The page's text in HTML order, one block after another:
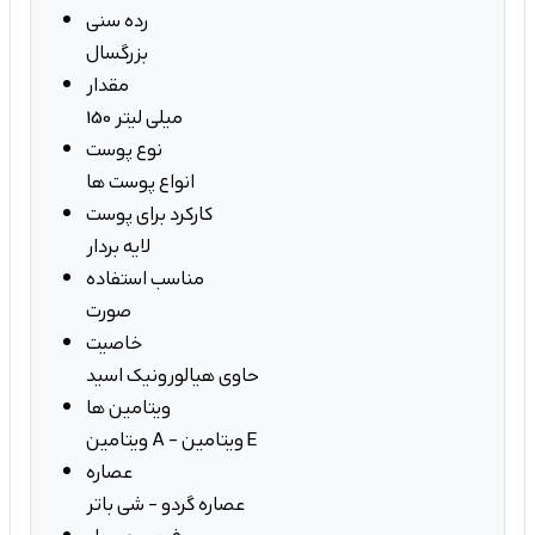
رده سنی
بزرگسال
مقدار
150 میلی لیتر
نوع پوست
انواع پوست ها
کارکرد برای پوست
لایه بردار
مناسب استفاده
صورت
خاصیت
حاوی هیالورونیک اسید
ویتامین ها
ویتامین A - ویتامین E
عصاره
عصاره گردو - شی باتر